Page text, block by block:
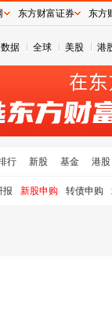
数据 全球 美股 港
行 新股 基金 港股
报 新股申购 转债申购
东方财富证券 东方